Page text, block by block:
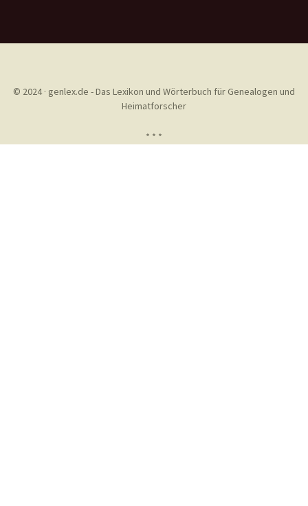
© 2024 · genlex.de - Das Lexikon und Wörterbuch für Genealogen und
Heimatforscher
* * *